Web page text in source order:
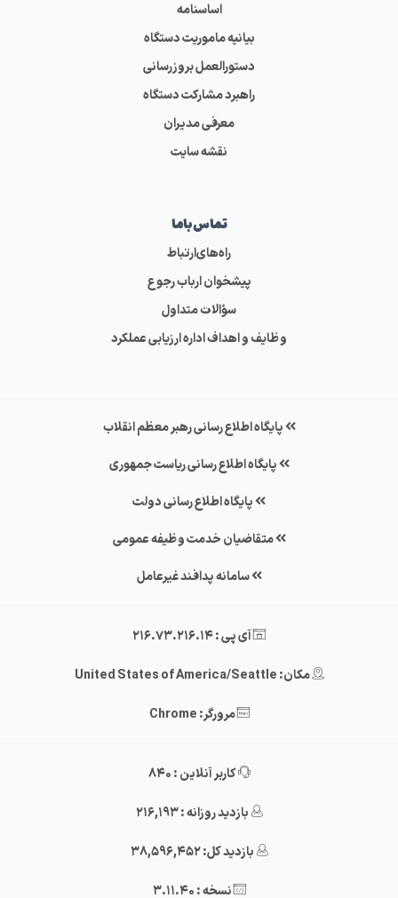
اساسنامه
بیانیه ماموریت دستگاه
دستورالعمل بروزرسانی
راهبرد مشارکت دستگاه
معرفی مدیران
نقشه سایت
تماس‌باما
راه‌های‌ارتباط
پیشخوان ارباب رجوع
سؤالات متداول
وظایف و اهداف اداره ارزیابی عملکرد
پایگاه اطلاع رسانی رهبر معظم انقلاب
پایگاه اطلاع رسانی ریاست جمهوری
پایگاه اطلاع رسانی دولت
متقاضیان خدمت وظیفه عمومی
سامانه پدافند غیرعامل
آی پی : 216.73.216.14
مکان: United States of America/Seattle
مرورگر: Chrome
کاربر آنلاین : 840
بازدید روزانه : 216,193
بازدید کل: 38,596,452
نسخه : 3.11.40